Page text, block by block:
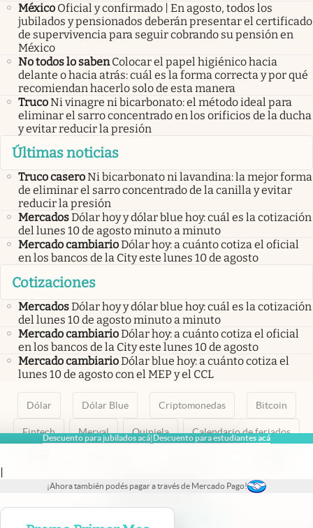
Descuento para jubilados acá|Descuento para estudiantes acá
|
¡Ahora también podés pagar a través de Mercado Pago!
México Oficial y confirmado | En agosto, todos los
jubilados y pensionados deberán presentar el certificado
de supervivencia para seguir cobrando su pensión en
México
No todos lo saben Colocar el papel higiénico hacia
delante o hacia atrás: cuál es la forma correcta y por qué
recomiendan hacerlo solo de esta manera
TrucoNi vinagre ni bicarbonato: el método ideal para
eliminar el sarro concentrado en los orificios de la ducha
y evitar reducir la presión
Últimas noticias
Truco caseroNi bicarbonato ni lavandina: la mejor forma
de eliminar el sarro concentrado de la canilla y evitar
reducir la presión
MercadosDólar hoy y dólar blue hoy: cuál es la cotización
del lunes 10 de agosto minuto a minuto
Mercado cambiarioDólar hoy: a cuánto cotiza el oficial
en los bancos de la City este lunes 10 de agosto
Cotizaciones
MercadosDólar hoy y dólar blue hoy: cuál es la cotización
del lunes 10 de agosto minuto a minuto
Mercado cambiarioDólar hoy: a cuánto cotiza el oficial
en los bancos de la City este lunes 10 de agosto
Mercado cambiarioDólar blue hoy: a cuánto cotiza el
lunes 10 de agosto con el MEP y el CCL
Dólar Dólar Blue Criptomonedas Bitcoin
Fintech Merval Quiniela Calendario de feriados
abre en nueva pestaña
abre en nueva pestaña
abre en nueva pestaña
abre en nueva pestaña
abre en nueva pestaña